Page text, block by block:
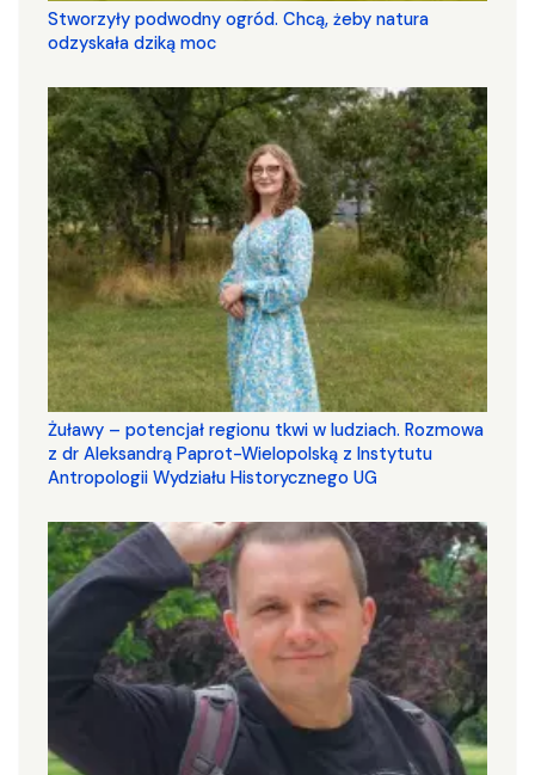
Stworzyły podwodny ogród. Chcą, żeby natura
odzyskała dziką moc
Żuławy – potencjał regionu tkwi w ludziach. Rozmowa
z dr Aleksandrą Paprot-Wielopolską z Instytutu
Antropologii Wydziału Historycznego UG